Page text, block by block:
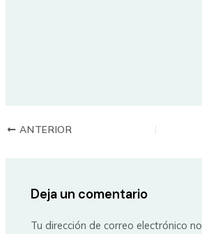
ANTERIOR
Deja un comentario
Tu dirección de correo electrónico